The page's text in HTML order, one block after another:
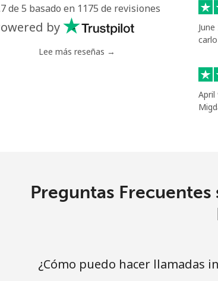
Línea fija
Celular
Línea fija
de 5 basado en 1175 de revisiones
by
Lee más reseñas →
April
Preguntas
¿Cómo puedo hacer llamadas